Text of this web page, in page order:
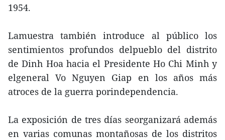
1954.
Lamuestra también introduce al público los
sentimientos profundos delpueblo del distrito
de Dinh Hoa hacia el Presidente Ho Chi Minh y
elgeneral Vo Nguyen Giap en los años más
atroces de la guerra porindependencia.
La exposición de tres días seorganizará además
en varias comunas montañosas de los distritos